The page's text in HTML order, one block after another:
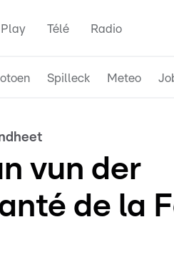
Play Télé Radio
Spilleck Meteo
vun der
de la